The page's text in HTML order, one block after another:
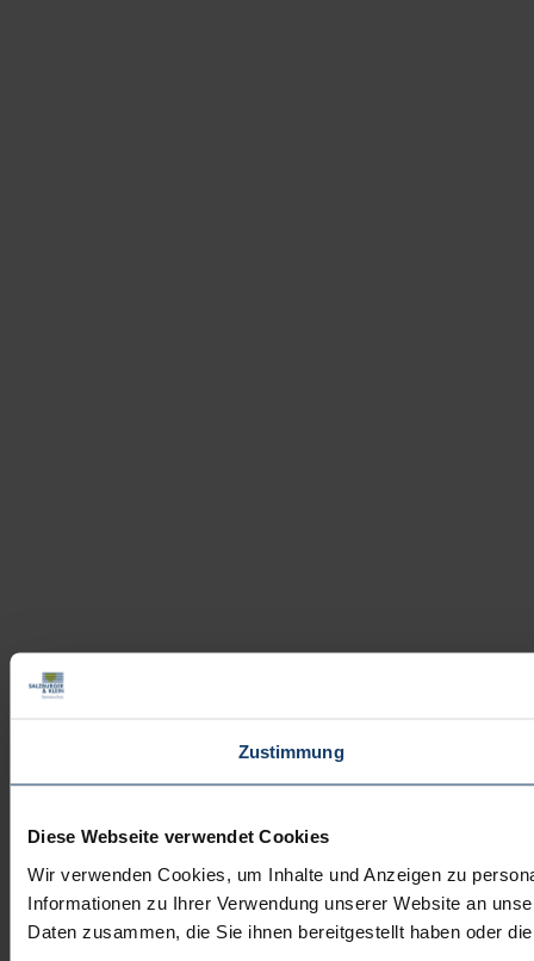
Zustimmung
Diese Webseite verwendet Cookies
Wir verwenden Cookies, um Inhalte und Anzeigen zu
Informationen zu Ihrer Verwendung unserer Website an
Daten zusammen, die Sie ihnen bereitgestellt haben oder